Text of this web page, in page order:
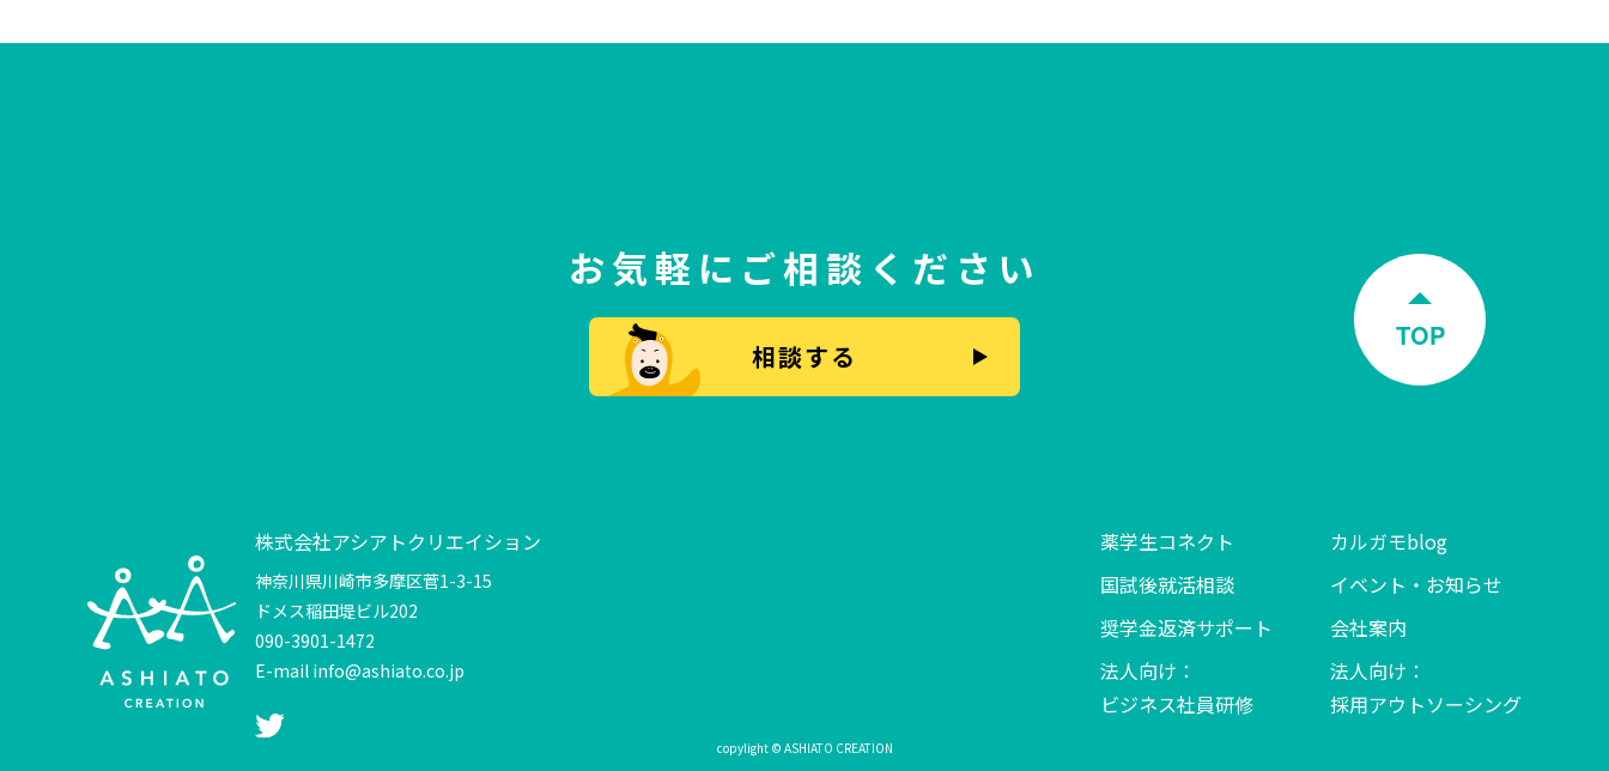
お気軽にご相談ください
相談する
TOP
株式会社アシアトクリエイション
神奈川県川崎市多摩区菅1-3-15
ドメス稲田堤ビル202
090-3901-1472
E-mail info@ashiato.co.jp
薬学生コネクト
カルガモblog
国試後就活相談
イベント・お知らせ
奨学金返済サポート
会社案内
法人向け：
ビジネス社員研修
法人向け：
採用アウトソーシング
copylight © ASHIATO CREATION